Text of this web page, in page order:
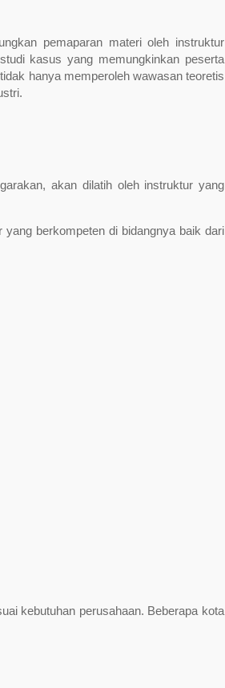
pemaparan materi oleh instruktur
kasus yang memungkinkan peserta
hanya memperoleh wawasan teoretis
akan dilatih oleh instruktur yang
berkompeten di bidangnya baik dari
kebutuhan perusahaan. Beberapa kota